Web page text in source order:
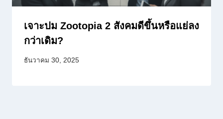
เจาะปม Zootopia 2 สังคมดีขึ้นหรือแย่ลง
กว่าเดิม?
ธันวาคม 30, 2025